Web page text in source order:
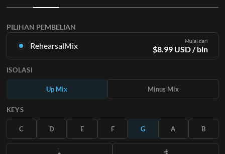
PILIHAN PEMBELIAN
RehearsalMix Mulai dari
$8.99 USD/ bln
dalam semua 12 tuts dengan campuran Naik dan Turun untuk
setiap bagian ditambah lagu aslinya.
BERLANGGANAN
ISOLASI
Up Mix Minus Mix
KEYS
C D E F G A B